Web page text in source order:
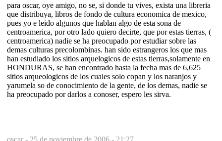
para oscar, oye amigo, no se, si donde tu vives, exista una libreria
que distribuya, libros de fondo de cultura economica de mexico,
pues yo e leido algunos que hablan algo de esta sona de
centroamerica, por otro lado quiero decirte, que por estas tierras, (
centroamerica) nadie se ha preocupado por estudiar sobre las
demas culturas precolombinas. han sido estrangeros los que mas
han estudiado los sitios arquelogicos de estas tierras,solamente en
HONDURAS, se han encontrado hasta la fecha mas de 6,625
sitios arqueologicos de los cuales solo copan y los naranjos y
yarumela so de conocimiento de la gente, de los demas, nadie se
ha preocupado por darlos a conoser, espero les sirva.
oscar - 25 de noviembre de 2006 - 21:27